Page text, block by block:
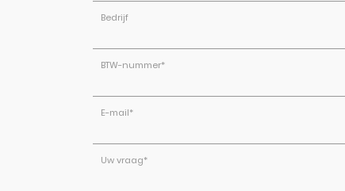
Bedrijf
BTW-nummer*
E-mail*
Uw vraag*